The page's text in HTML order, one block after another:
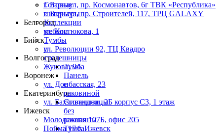
Готовые
интерьеры
Коллекции
мебели
Тумбы
и
столешницы
Тумба
Панель
с
раковиной
Столешницы
без
раковины
Тумба
г. Барнаул, пр. Космонавтов, 6г ТВК «Республика»
г. Барнаул, пр. Строителей, 117, ТРЦ GALAXY
Белгород
ул. Костюкова, 1
Бийск
ул. Революции 92, ТЦ Квадро
Волгоград
Жукова, 94
Воронеж
ул. Донбасская, 23
Екатеринбург
ул. Бахчиванджи, 2Б корпус С3, 1 этаж
Ижевск
Молодежная 107Б, офис 205
Пойма 17 г. Ижевск